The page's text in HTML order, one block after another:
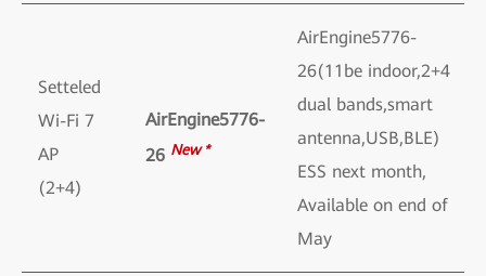
Setteled
Wi-Fi 7
AP
(2+4)
AirEngine5776-
26 New *
AirEngine5776-
26(11be indoor,2+4
dual bands,smart
antenna,USB,BLE)
ESS next month,
Available on end of
May